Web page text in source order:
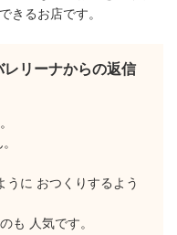
きるお店です。
リーナからの返信
うに おつくりするよう
も 人気です。